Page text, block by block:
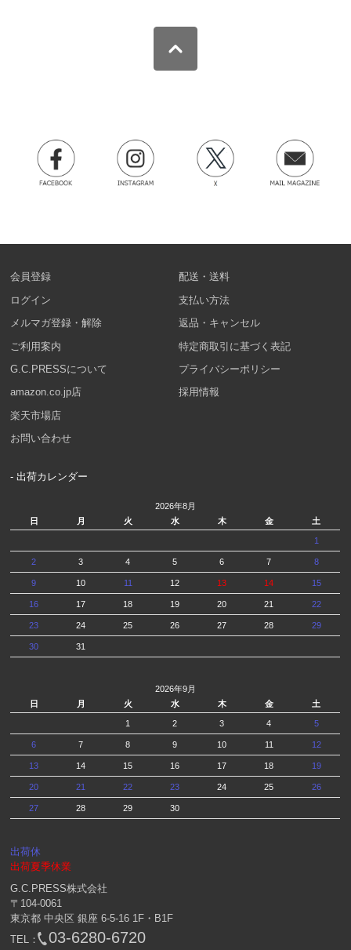
会員登録
ログイン
メルマガ登録・解除
ご利用案内
G.C.PRESSについて
amazon.co.jp店
楽天市場店
お問い合わせ
配送・送料
支払い方法
返品・キャンセル
特定商取引に基づく表記
プライバシーポリシー
採用情報
- 出荷カレンダー
2026年8月
日
月 火 水 木 金 土
1
2 3 4 5 6 7 8
9 10 11 12 13 14 15
16 17 18 19 20 21 22
23 24 25 26 27 28 29
30 31
2026年9月
日
月 火 水 木 金 土
1 2 3 4 5
6 7 8 9 10 11 12
13 14 15 16 17 18 19
20 21 22 23 24 25 26
27 28 29 30
出荷休
出荷夏季休業
G.C.PRESS株式会社
〒104-0061
東京都 中央区 銀座 6-5-16 1F・B1F
TEL：
03-6280-6720